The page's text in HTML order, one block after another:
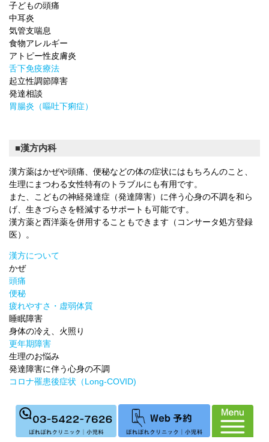
子どもの頭痛
中耳炎
気管支喘息
食物アレルギー
アトピー性皮膚炎
舌下免疫療法
起立性調節障害
発達相談
胃腸炎（嘔吐下痢症）
漢方内科
漢方薬はかぜや頭痛、便秘などの体の症状にはもちろんのこと、
生理にまつわる女性特有のトラブルにも有用です。
また、こどもの神経発達症（発達障害）に伴う心身の不調を和ら
げ、生きづらさを軽減するサポートも可能です。
漢方薬と西洋薬を併用することもできます（コンサータ処方登録
医）。
漢方について
かぜ
頭痛
便秘
疲れやすさ・虚弱体質
睡眠障害
身体の冷え、火照り
更年期障害
生理のお悩み
発達障害に伴う心身の不調
コロナ罹患後症状（Long-COVID)